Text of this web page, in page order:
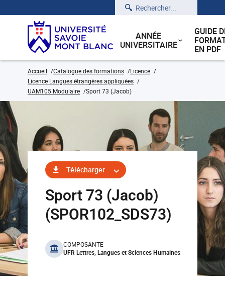
Rechercher
ANNÉE
UNIVERSITAIRE
GUIDE
EN PDF
Accueil Catalogue des formations
Licence
Licence Langues étrangères appliquées
UAM105 Modulaire
Sport 73 (Jacob)
Télécharger
Sport 73 (Jacob)
(SPOR102_SDS73)
benefits
COMPOSANTE
UFR Lettres, Langues et Sciences Humaines